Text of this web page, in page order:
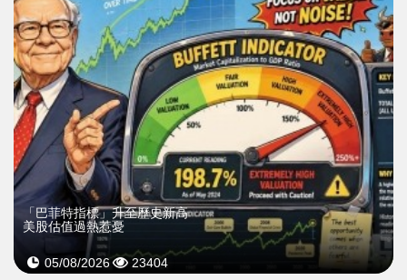
「巴菲特指標」升至歷史新高
美股估值過熱惹憂
05/08/2026 23404